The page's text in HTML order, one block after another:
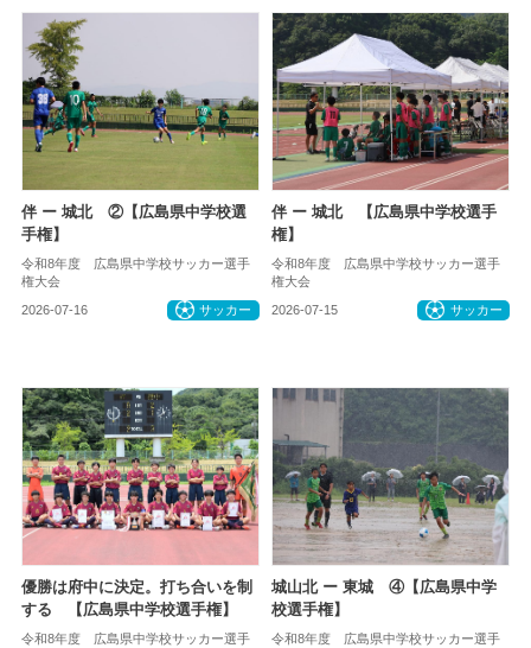
伴 ー 城北 ②【広島県中学校選
手権】
令和8年度 広島県中学校サッカー選手
権大会
2026-07-16 サッカー
伴 ー 城北 【広島県中学校選手
権】
令和8年度 広島県中学校サッカー選手
権大会
2026-07-15 サッカー
優勝は府中に決定。打ち合いを制
する 【広島県中学校選手権】
令和8年度 広島県中学校サッカー選手
城山北 ー 東城 ④【広島県中学
校選手権】
令和8年度 広島県中学校サッカー選手